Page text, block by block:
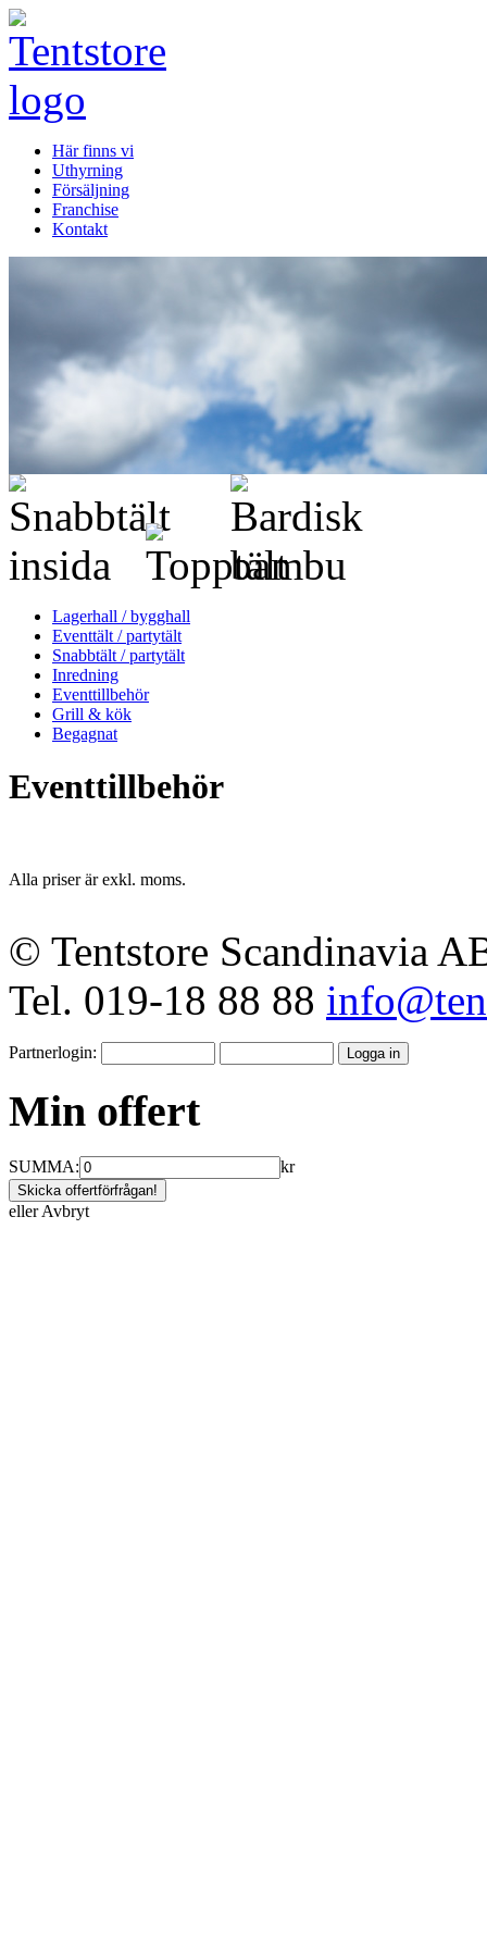
Här finns vi
Uthyrning
Försäljning
Franchise
Kontakt
Lagerhall / bygghall
Eventtält / partytält
Snabbtält / partytält
Inredning
Eventtillbehör
Grill & kök
Begagnat
Eventtillbehör
Alla priser är exkl. moms.
© Tentstore Scandinavia
Tel. 019-18 88 88
Partnerlogin:
Min offert
SUMMA: kr
ellerAvbryt